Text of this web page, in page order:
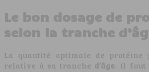
Le bon dosage de
selon la tranche
La quantité optimale de protéine
relative à sa tranche d’âge . Il